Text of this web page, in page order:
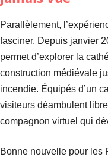
Parallèlement,
fasciner. Depuis janvier
permet d’explorer la
construction médiévale
incendie. Équipés d’un
visiteurs déambulent
compagnon virtuel qui
Bonne nouvelle pour les